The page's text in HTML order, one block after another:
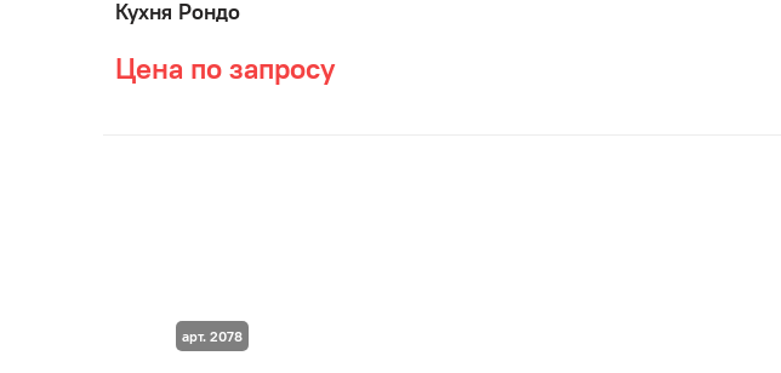
Кухня Рондо
Цена по запросу
арт. 2078